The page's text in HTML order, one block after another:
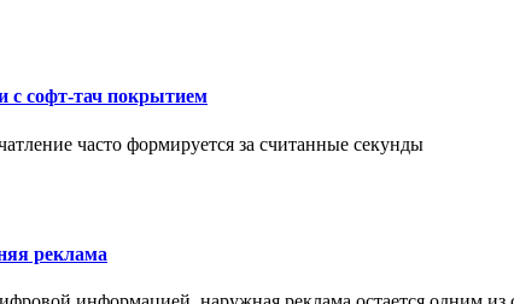
с софт-тач покрытием
часто формируется за считанные секунды
реклама